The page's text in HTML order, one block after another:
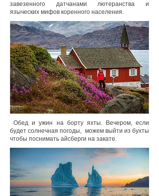
завезенного датчанами лютеранства и
языческих мифов коренного населения.
Обед и ужин на борту яхты. Вечером, если
будет солнечная погоды, можем выйти из бухты
чтобы поснимать айсберги на закате.